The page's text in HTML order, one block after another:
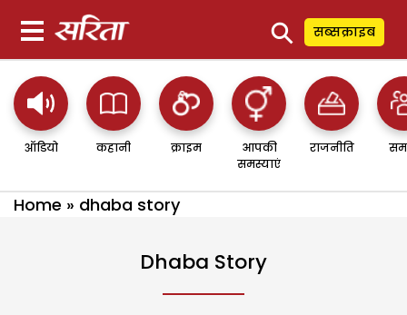
⚲ सब्सक्राइब
ऑडियो कहानी क्राइम
आपकी
समस्याएं
राजनीति
Home » dhaba story
Dhaba Story